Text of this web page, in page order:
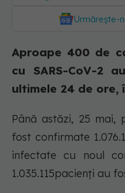
Urmărește-
Aproape 400 de
cu SARS-CoV-2
ultimele 24 de ore,
Până astăzi, 25 mai,
fost confirmate
infectate cu noul
1.035.115pacienți au